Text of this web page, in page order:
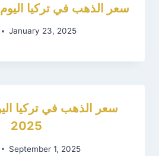
سعر الذهب في تركيا اليوم 23 يناير 2025
January 23, 2025
2025
September 1, 2025